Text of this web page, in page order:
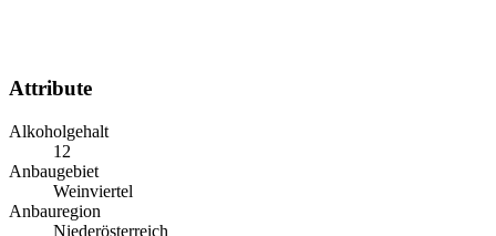
Attribute
Alkoholgehalt
12
Anbaugebiet
Weinviertel
Anbauregion
Niederösterreich